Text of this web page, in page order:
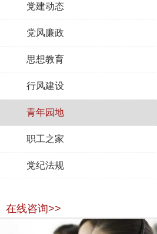
党建动态
党风廉政
思想教育
行风建设
青年园地
职工之家
党纪法规
在线咨询>>